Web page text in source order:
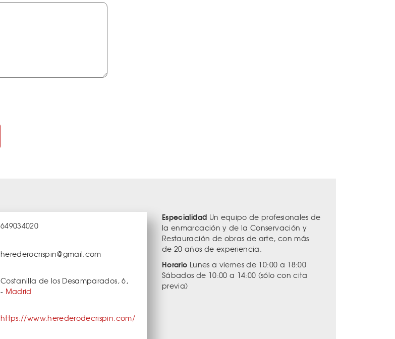
649034020
herederocrispin@gmail.com
Costanilla de los Desamparados, 6,
- Madrid
https://www.herederodecrispin.com/
Especialidad Un equipo de profesionales de
la enmarcación y de la Conservación y
Restauración de obras de arte, con más
de 20 años de experiencia.
Horario Lunes a viernes de 10:00 a 18:00
Sábados de 10:00 a 14:00 (sólo con cita
previa)